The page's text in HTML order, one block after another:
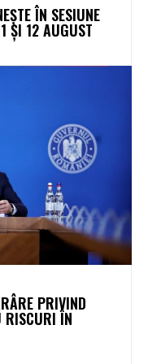
ÎN SESIUNE
ȘI 12 AUGUST
PRIVIND
RISCURI ÎN